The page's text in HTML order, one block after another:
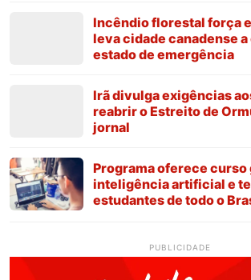
Incêndio florestal força
leva cidade canadense
estado de emergência
Irã divulga exigências
reabrir o Estreito de
jornal
Programa oferece curso
inteligência artificial e
estudantes de todo o
PUBLICIDADE